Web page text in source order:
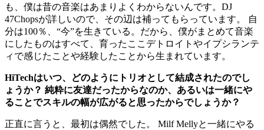
も、僕は昔の音楽はあまりよくわからないんです。DJ
47Chopsが詳しいので、その辺は補ってもらっています。 自
分は100％、“今”を生きている。だから、僕がまとめて音楽
にしたものはすべて、育ったここデトロイトやイプシランテ
ィで感じたことや経験したことから生まれています。
HiTechはいつ、どのようにトリオとして結成されたのでし
ょうか？ 純粋に友達だったからなのか、あるいは一緒にや
ることでスキルの幅が広がると思ったからでしょうか？
正直に言うと、最初は偶然でした。 Milf Mellyと一緒にやる